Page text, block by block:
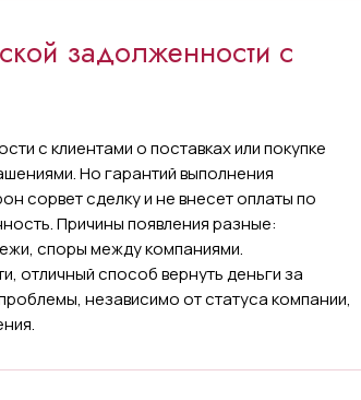
задолженности с
с клиентами о поставках или покупке
Но гарантий выполнения
сорвет сделку и не внесет оплаты по
Причины появления разные:
споры между компаниями.
отличный способ вернуть деньги за
независимо от статуса компании,